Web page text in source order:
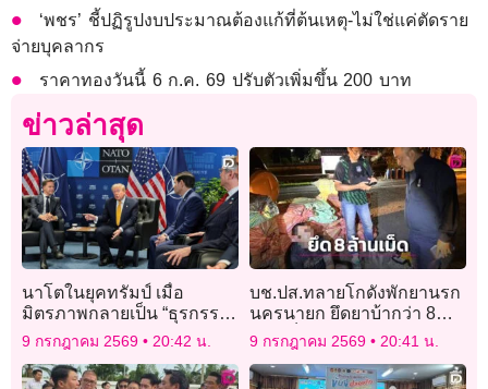
‘พชร’ ชี้ปฏิรูปงบประมาณต้องแก้ที่ต้นเหตุ-ไม่ใช่แค่ตัดราย
จ่ายบุคลากร
ราคาทองวันนี้ 6 ก.ค. 69 ปรับตัวเพิ่มขึ้น 200 บาท
ข่าวล่าสุด
นาโตในยุคทรัมป์ เมื่อ
มิตรภาพกลายเป็น “ธุรกรรม
ต่างตอบแทน”
9 กรกฎาคม 2569 20:42 น.
บช.ปส.ทลายโกดังพักยานรก
นครนายก ยึดยาบ้ากว่า 8
ล้านเม็ด รวบ 5 ผู้ต้องหา
9 กรกฎาคม 2569 20:41 น.